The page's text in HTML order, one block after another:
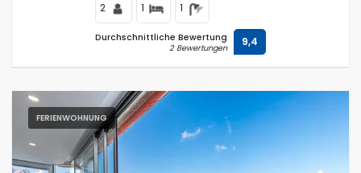
2 1 1
Durchschnittliche Bewertung
2 Bewertungen 9,4
FERIENWOHNUNG